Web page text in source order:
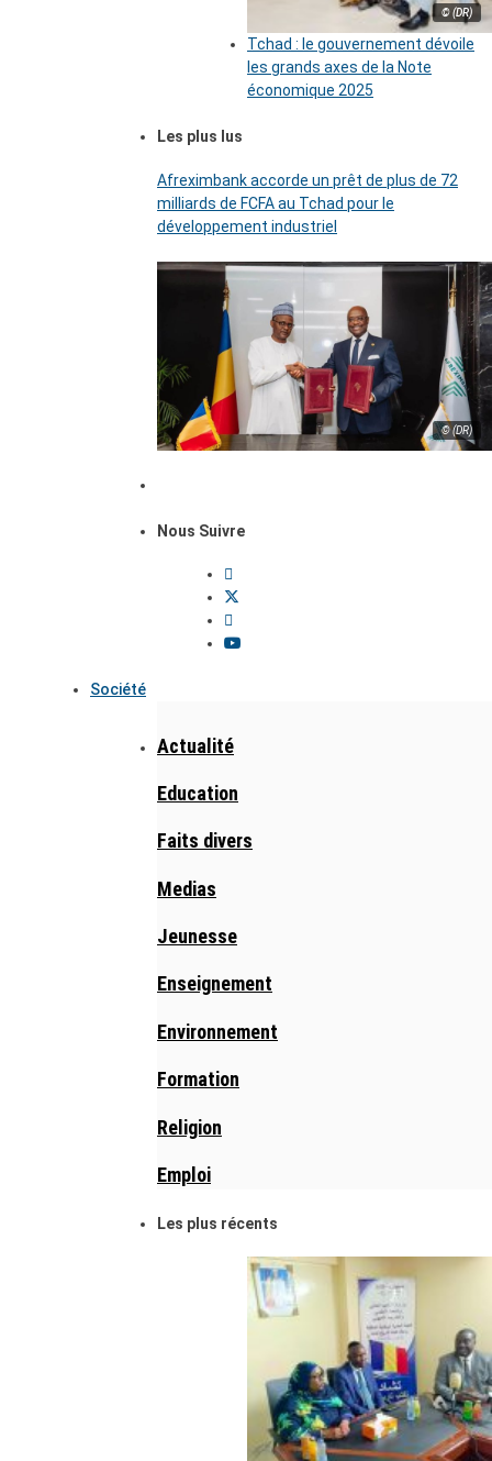
© (DR)
Tchad : le gouvernement dévoile
les grands axes de la Note
économique 2025
Les plus lus
Afreximbank accorde un prêt de plus de 72
milliards de FCFA au Tchad pour le
développement industriel
© (DR)
Nous Suivre
Société
Actualité
Education
Faits divers
Medias
Jeunesse
Enseignement
Environnement
Formation
Religion
Emploi
Les plus récents